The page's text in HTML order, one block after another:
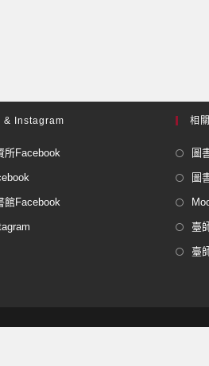
& Instagram
所Facebook
館Facebook
相
圖
圖
臺
臺